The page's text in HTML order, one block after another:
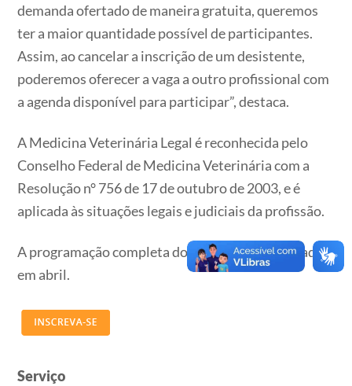
demanda ofertado de maneira gratuita, queremos
ter a maior quantidade possível de participantes.
Assim, ao cancelar a inscrição de um desistente,
poderemos oferecer a vaga a outro profissional com
a agenda disponível para participar”, destaca.
A Medicina Veterinária Legal é reconhecida pelo
Conselho Federal de Medicina Veterinária com a
Resolução n° 756 de 17 de outubro de 2003, e é
aplicada às situações legais e judiciais da profissão.
A programação completa do evento será divulgada
em abril.
Serviço